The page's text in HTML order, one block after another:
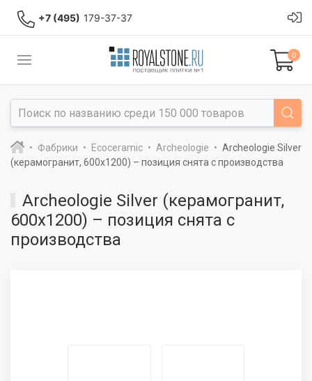
+7 (495) 179-37-37
0
Фабрики Ecoceramic Archeologie
Archeologie Silver
(керамогранит, 600x1200) – позиция снята с производства
Archeologie Silver (керамогранит,
600x1200) – позиция снята с
производства